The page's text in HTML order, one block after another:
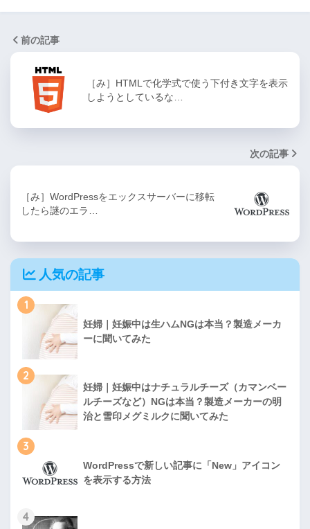
前の記事
［み］HTMLで化学式で使う下付き文字を表示
しようとしているな…
次の記事
［み］WordPressをエックスサーバーに移転
したら謎のエラ…
人気の記事
1
妊婦｜妊娠中は生ハムNGは本当？製造メーカ
ーに聞いてみた
2
妊婦｜妊娠中はナチュラルチーズ（カマンベー
ルチーズなど）NGは本当？製造メーカーの明
治と雪印メグミルクに聞いてみた
3
WordPressで新しい記事に「New」アイコン
を表示する方法
4